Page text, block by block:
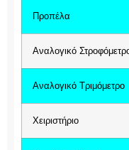
Προπέλα
Αναλογικό
Aναλογικό Τριμόμετρο
Χειριστήριο